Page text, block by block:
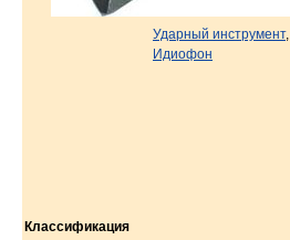
Классификация
Ударный инструмент,
Идиофон